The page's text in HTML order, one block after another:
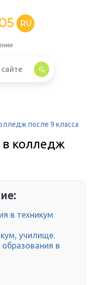
RU
после 9 класса
в колледж
в техникум
училище.
в